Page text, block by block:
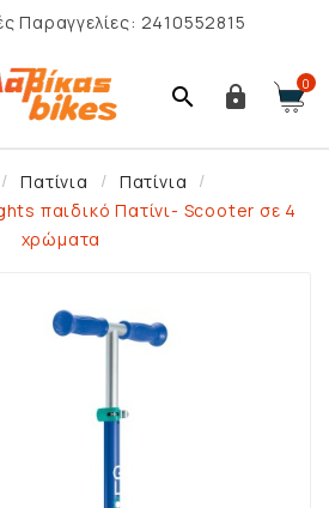
Παραγγελίες: 2410552815
  0
Πατίνια
Πατίνια
παιδικό Πατίνι- Scooter σε 4
χρώματα